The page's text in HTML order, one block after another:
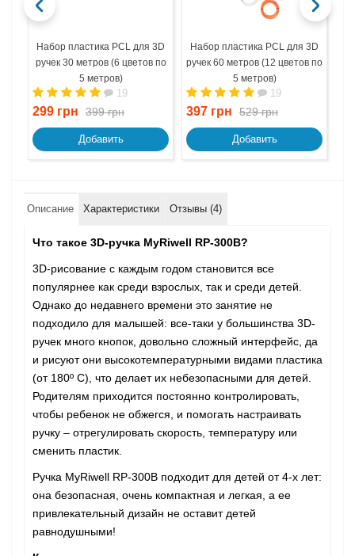
Набор пластика PCL для 3D
ручек 30 метров (6 цветов по
5 метров)
19
299 грн 399 грн
Добавить
Набор пластика PCL для 3D
ручек 60 метров (12 цветов по
5 метров)
19
397 грн 529 грн
Добавить
Описание Характеристики Отзывы (4)
Что такое 3D-ручка MyRiwell RP-300B?
3D-рисование с каждым годом становится все
популярнее как среди взрослых, так и среди детей.
Однако до недавнего времени это занятие не
подходило для малышей: все-таки у большинства 3D-
ручек много кнопок, довольно сложный интерфейс, да
и рисуют они высокотемпературными видами пластика
(от 180º С), что делает их небезопасными для детей.
Родителям приходится постоянно контролировать,
чтобы ребенок не обжегся, и помогать настраивать
ручку – отрегулировать скорость, температуру или
сменить пластик.
Ручка MyRiwell RP-300B подходит для детей от 4-х лет:
она безопасная, очень компактная и легкая, а ее
привлекательный дизайн не оставит детей
равнодушными!